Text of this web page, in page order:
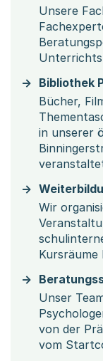
Unsere
Bibliothek
Bücher,
in unserer
Wir
Kursräume
Unser
von der
vom